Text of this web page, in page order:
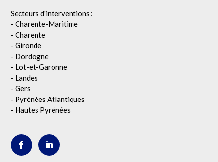
Secteurs d'interventions :
- Charente-Maritime
- Charente
- Gironde
- Dordogne
- Lot-et-Garonne
- Landes
- Gers
- Pyrénées Atlantiques
- Hautes Pyrénées